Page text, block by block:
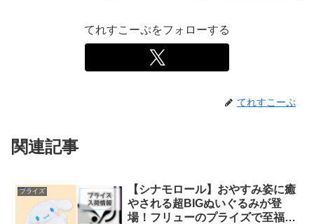
てれすこーぷをフォローする
てれすこーぷ
関連記事
プライズ
【シナモロール】おやすみ姿に癒
やされる超BIGぬいぐるみが登
場！フリューのプライズで至福の